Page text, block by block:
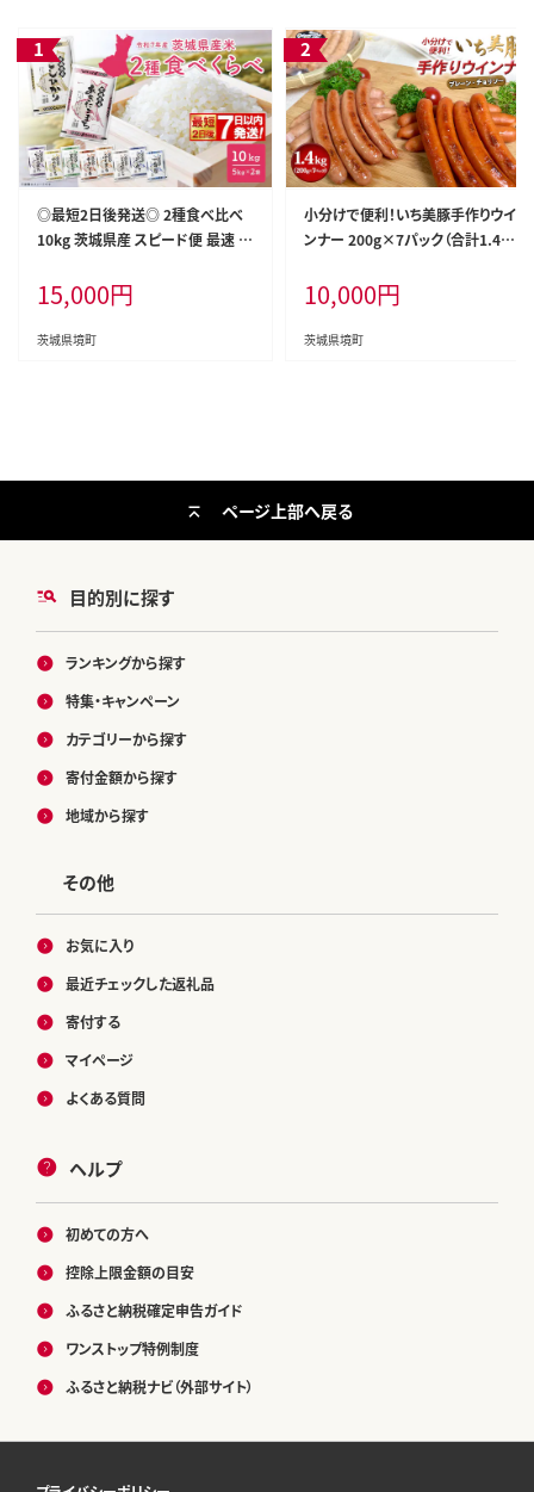
◎最短2日後発送◎ 2種食べ比べ
10kg 茨城県産 スピード便 最速 最
7年産/白米】K2457
15,000円
茨城県境町
小分けで便利！いち美豚手作りウイ
ンナー 200g×7パック（合計1.4k
ウトドア キャンプ バーベキュー 国
産 S6
10,000円
茨城県境町
目的別に探す
ランキングから探す
特集・キャンペーン
カテゴリーから探す
寄付金額から探す
地域から探す
その他
お気に入り
最近チェックした返礼品
寄付する
マイページ
よくある質問
ヘルプ
初めての方へ
控除上限金額の目安
ふるさと納税確定申告ガイド
ワンストップ特例制度
ふるさと納税ナビ（外部サイト）
ページ上部へ戻る